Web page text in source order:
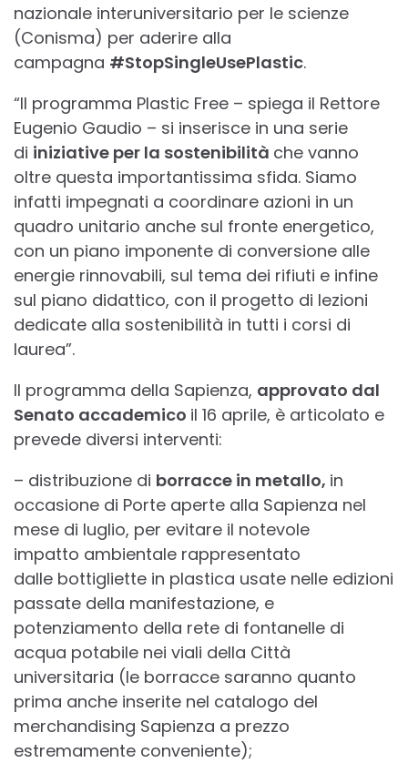
nazionale interuniversitario per le scienze
(Conisma) per aderire alla
campagna #StopSingleUsePlastic.
“Il programma Plastic Free – spiega il Rettore
Eugenio Gaudio – si inserisce in una serie
di iniziative per la sostenibilità che vanno
oltre questa importantissima sfida. Siamo
infatti impegnati a coordinare azioni in un
quadro unitario anche sul fronte energetico,
con un piano imponente di conversione alle
energie rinnovabili, sul tema dei rifiuti e infine
sul piano didattico, con il progetto di lezioni
dedicate alla sostenibilità in tutti i corsi di
laurea”.
Il programma della Sapienza, approvato dal
Senato accademico il 16 aprile, è articolato e
prevede diversi interventi:
– distribuzione di borracce in metallo, in
occasione di Porte aperte alla Sapienza nel
mese di luglio, per evitare il notevole
impatto ambientale rappresentato
dalle bottigliette in plastica usate nelle edizioni
passate della manifestazione, e
potenziamento della rete di fontanelle di
acqua potabile nei viali della Città
universitaria (le borracce saranno quanto
prima anche inserite nel catalogo del
merchandising Sapienza a prezzo
estremamente conveniente);